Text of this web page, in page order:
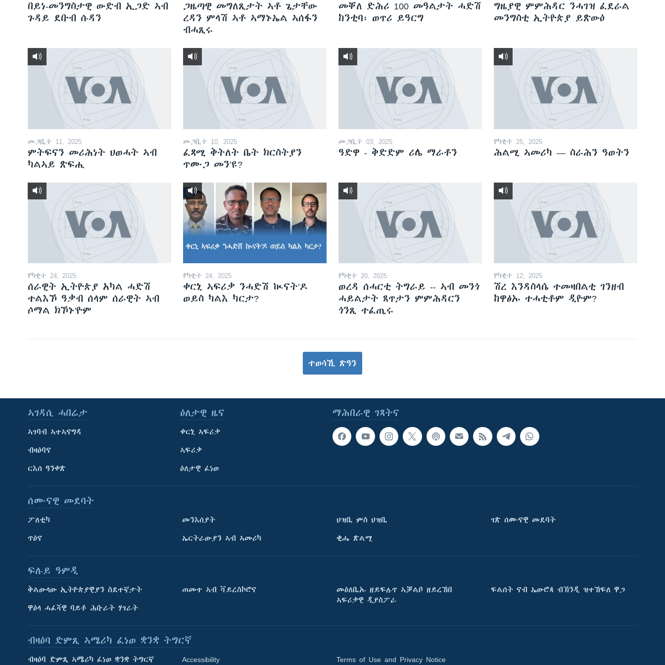
ትምህርቲ እንግሊዝኛ
ማሕበራዊ ገጻትና
በይነ-መንግስታዊ ውድብ ኢጋድ ኣብ
ጉዳይ ደቡብ ሱዳን
ጋዜጣዊ መግለጺታት ኣቶ ጌታቸው
ረዳን ምላሽ ኣቶ ኣማኑኤል ኣሰፋን
ብሓጺሩ
መቐለ ድሕሪ 100 መዓልታት ሓድሽ
ከንቲባ፡ ወጥሪ ይዓርግ
ግዜያዊ ምምሕዳር ንሓገዝ ፈደራል
መንግስቲ ኢትዮጵያ ይጽውዕ
መጋቢት 11, 2025
ምትፍናን መሪሕነት ህወሓት ኣብ
ካልኣይ ጽፍሒ
መጋቢት 10, 2025
ፈጻሚ ቅትለት ቤት ክርስትያን
ጥሙጋ መን’ዩ?
መጋቢት 03, 2025
ዓድዋ - ቅድድም ሪሌ ማራቶን
የካቲት 25, 2025
ሕልሚ ኣመሪካ — ስራሕን ዓወትን
የካቲት 24, 2025
ሰራዊት ኢትዮጵያ አካል ሓድሽ
ተልእኾ ዓቃብ ሰላም ሰራዊት ኣብ
ሶማል ክኾኑ'ዮም
የካቲት 24, 2025
ቀርኒ ኣፍሪቃ ንሓድሽ ኲናት’ዶ
ወይስ ካልእ ካርታ?
የካቲት 20, 2025
ወረዳ ሰሓርቲ ትግራይ -- ኣብ መንጎ
ሓይልታት ጸጥታን ምምሕዳርን
ጎንጺ ተፈጢሩ
የካቲት 12, 2025
ሽረ እንዳስላሴ ተመዛበልቲ ገንዘብ
ከዋፅኡ ተሓቲቶም ዲዮም?
ተወሳኺ ጽዓን
ማሕበራዊ ገጻትና
ኣገዳሲ ሓበሬታ
ኣገባብ ኣተኣናግዳ
ብዛዕባና
ርእሰ ዓንቀጽ
ዕለታዊ ዜና
ቀርኒ ኣፍሪቃ
ኣፍሪቃ
ዕለታዊ ፈነወ
ሰሙናዊ መደባት
ፖለቲካ
ጥዕና
መንእሰያት
ኤርትራውያን ኣብ ኣመሪካ
ህዝቢ ምስ ህዝቢ
ቂሔ ጽልሚ
ገጽ ሰሙናዊ መደባት
ፍሉይ ዓምዲ
ቅልውላው ኢትዮጵያዊያን ስደተኛታት
ዋዕላ ሓፈሻዊ ባይቶ ሕቡራት ሃገራት
ጠመተ ኣብ ቫይረስኮሮና
መዕለቢኡ ዘይፍሉጥ ኣቓልቦ ዘይረኸበ
ኣፍሪቃዊ ዲያስፖራ
ፍልሰት ናብ ኤውሮጳ ብኽንዲ ዝተኸፍለ ዋጋ
ብዛዕባ ድምጺ ኣሜሪካ ፈነወ ቋንቋ ትግርኛ
ብዛዕባ ድምጺ ኣሜሪካ ፈነወ ቋንቋ ትግርኛ Accessibility Terms of Use and Privacy Notice